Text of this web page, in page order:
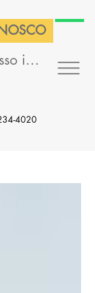
interno
4020